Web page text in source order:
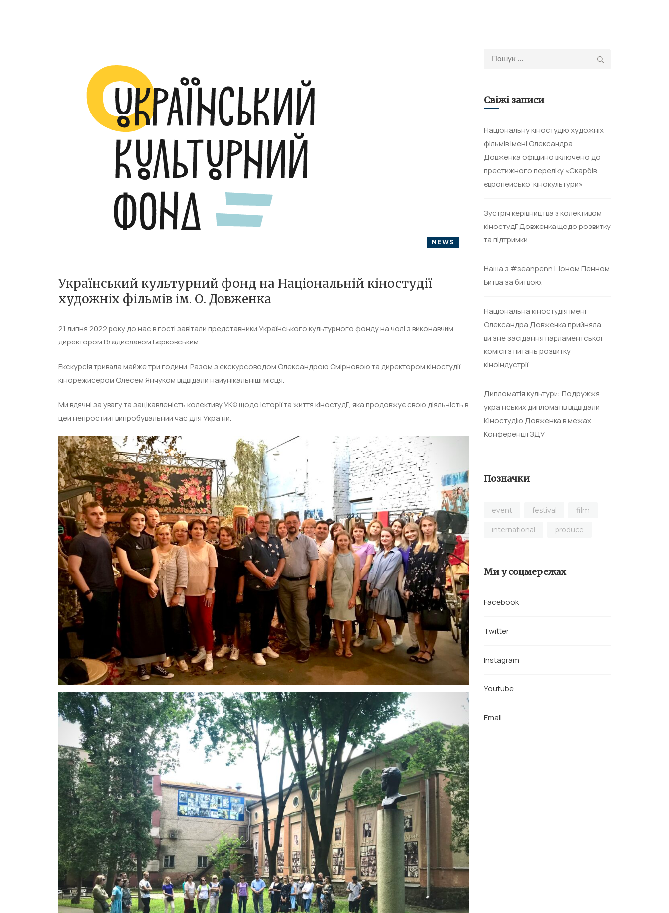
NEWS
Український культурний фонд на Національній кіностудії
художніх фільмів ім. О. Довженка
21 липня 2022 року до нас в гості завітали представники Українського культурного фонду на чолі з виконавчим
директором Владиславом Берковським.
Екскурсія тривала майже три години. Разом з екскурсоводом Олександрою Смірновою та директором кіностудії,
кінорежисером Олесем Янчуком відвідали найунікальніші місця.
Ми вдячні за увагу та зацікавленість колективу УКФ щодо історії та життя кіностудії, яка продовжує свою діяльність в
цей непростий і випробувальний час для України.
Пошук:
Свіжі записи
Національну кіностудію художніх
фільмів імені Олександра
Довженка офіційно включено до
престижного переліку «Скарбів
європейської кінокультури»
Зустріч керівництва з колективом
кіностудії Довженка щодо розвитку
та підтримки
Наша з #seanpenn Шоном Пенном
Битва за битвою.
Національна кіностудія імені
Олександра Довженка прийняла
виїзне засідання парламентської
комісії з питань розвитку
кіноіндустрії
Дипломатія культури: Подружжя
українських дипломатів відвідали
Кіностудію Довженка в межах
Конференції ЗДУ
Позначки
event festival film
international produce
Ми у соцмережах
Facebook
Twitter
Instagram
Youtube
Email